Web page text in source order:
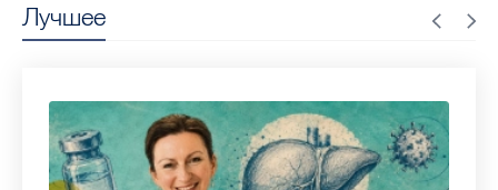
Лучшее